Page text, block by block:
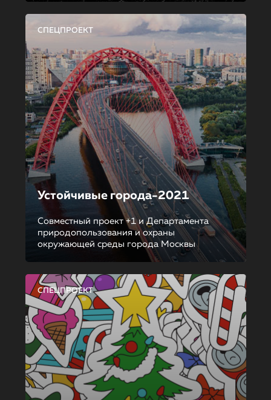
СПЕЦПРОЕКТ
Устойчивые города-2021
Совместный проект +1 и Департамента
природопользования и охраны
окружающей среды города Москвы
СПЕЦПРОЕКТ